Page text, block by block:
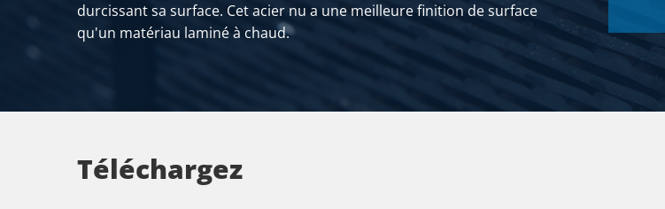
durcissant sa surface. Cet acier nu a une meilleure finition de surface
qu'un matériau laminé à chaud.
Téléchargez